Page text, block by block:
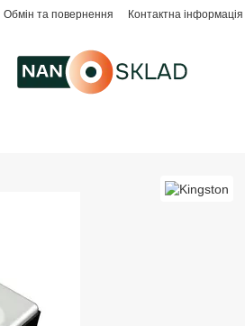
Обмін та повернення Контактна інформація